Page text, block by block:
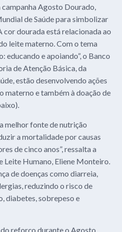
Agosto Dourado,
de Saúde para simbolizar
cor dourada está relacionada ao
leite materno. Com o tema
educando e apoiando”, o Banco
de Atenção Básica, da
estão desenvolvendo ações
materno e também à doação de
melhor fonte de nutrição
a mortalidade por causas
de cinco anos”, ressalta a
Leite Humano, Eliene Monteiro.
de doenças como diarreia,
reduzindo o risco de
diabetes, sobrepeso e
do reforço durante o Agosto